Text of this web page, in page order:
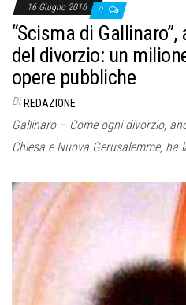
16 Giugno 2016 0
“Scisma di
del divorzio: un
opere pubbliche
Di REDAZIONE
Gallinaro – Come ogni divorzio,
Chiesa e Nuova Gerusalemme, ha